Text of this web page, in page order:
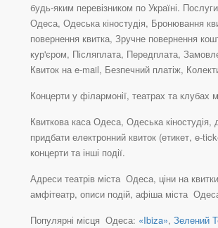
будь-яким перевізником по Україні.
Одеса, Одеська кіностудія, Бронювання
повернення квитка, Зручне повернення
кур'єром, Післяплата, Передплата,
Квиток на e-mail, Безпечний платіж,
Концерти у філармонії, театрах та клубах
Квиткова каса Одеса, Одеська
придбати електронний квиток (етикет, e-
концерти та інші події.
Адреси театрів міста Одеса, ціни на
амфітеатр, описи подій, афіша міста
Популярні місця Одеса: «Ibiza», Зелений